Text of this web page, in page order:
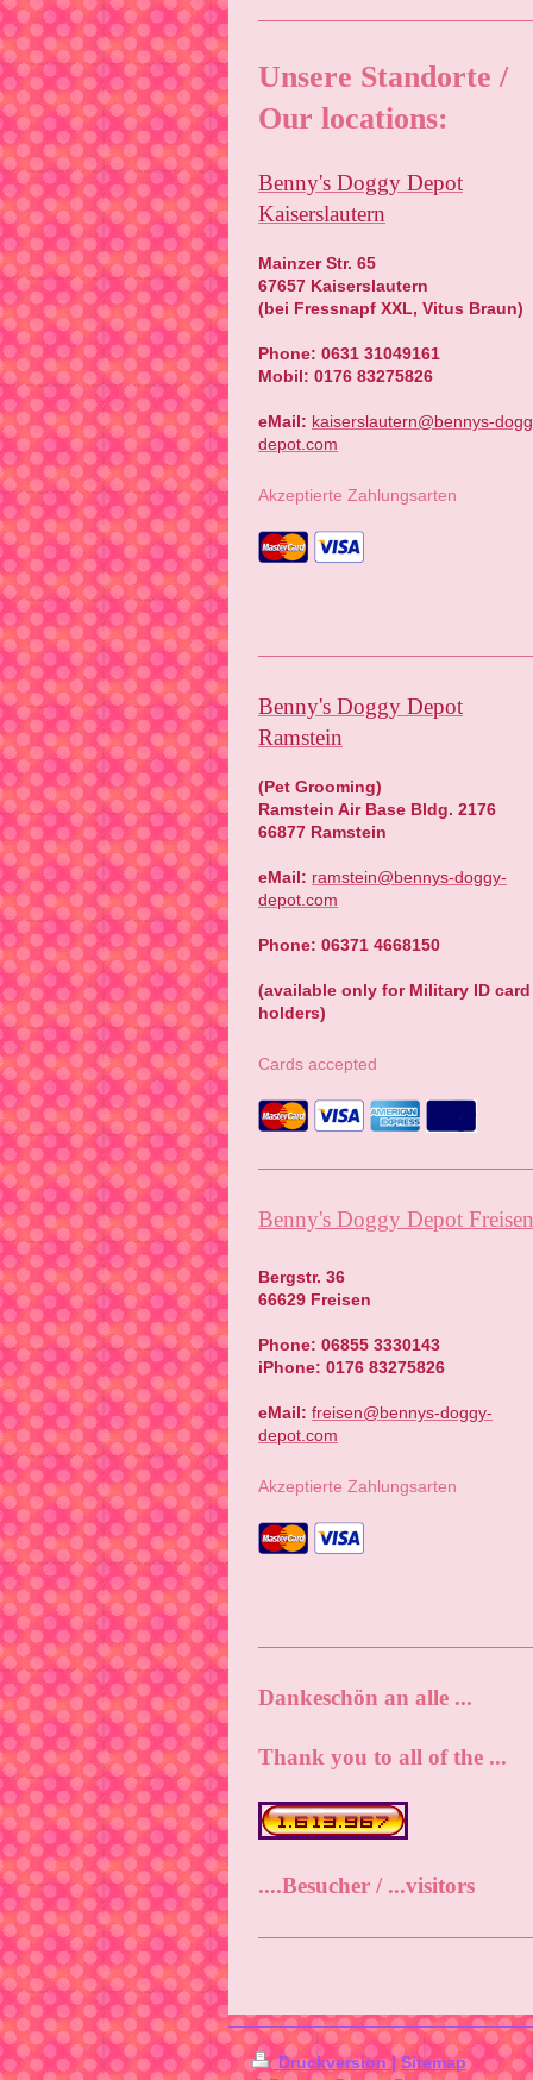
Unsere Standorte /
Our locations:
Benny's Doggy Depot
Kaiserslautern
Mainzer Str. 65
67657 Kaiserslautern
(bei Fressnapf XXL, Vitus Braun)
Phone: 0631 31049161
Mobil: 0176 83275826
eMail: kaiserslautern@bennys-
depot.com
Akzeptierte Zahlungsarten
Benny's Doggy Depot
Ramstein
(Pet Grooming)
Ramstein Air Base Bldg. 2176
66877 Ramstein
eMail: ramstein@bennys-doggy-
depot.com
Phone: 06371 4668150
(available only for Military ID card
holders)
Cards accepted
Benny's Doggy Depot Freisen
Bergstr. 36
66629 Freisen
Phone: 06855 3330143
iPhone: 0176 83275826
eMail: freisen@bennys-doggy-
depot.com
Akzeptierte Zahlungsarten
Dankeschön an alle ...
Thank you to all of the ...
....Besucher / ...visitors
Druckversion| Sitemap